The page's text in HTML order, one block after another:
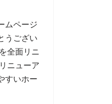
ムページ
うござい
全面リニ
ニューア
すいホー